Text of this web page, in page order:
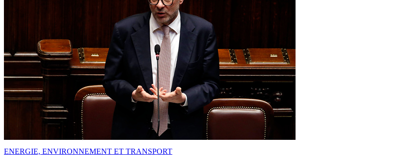
ENERGIE, ENVIRONNEMENT ET TRANSPORT